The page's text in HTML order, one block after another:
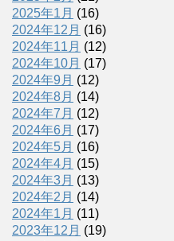
2025年1月 (16)
2024年12月 (16)
2024年11月 (12)
2024年10月 (17)
2024年9月 (12)
2024年8月 (14)
2024年7月 (12)
2024年6月 (17)
2024年5月 (16)
2024年4月 (15)
2024年3月 (13)
2024年2月 (14)
2024年1月 (11)
2023年12月 (19)